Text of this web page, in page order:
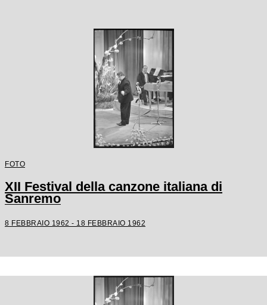
FOTO
XII Festival della canzone italiana di
Sanremo
8 FEBBRAIO 1962 - 18 FEBBRAIO 1962